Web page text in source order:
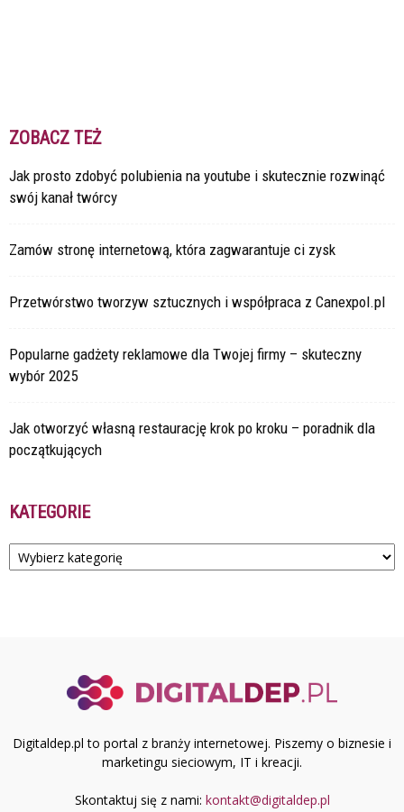
ZOBACZ TEŻ
Jak prosto zdobyć polubienia na youtube i skutecznie rozwinąć
swój kanał twórcy
Zamów stronę internetową, która zagwarantuje ci zysk
Przetwórstwo tworzyw sztucznych i współpraca z Canexpol.pl
Popularne gadżety reklamowe dla Twojej firmy – skuteczny
wybór 2025
Jak otworzyć własną restaurację krok po kroku – poradnik dla
początkujących
KATEGORIE
Kategorie
Digitaldep.pl to portal z branży internetowej. Piszemy o biznesie i
marketingu sieciowym, IT i kreacji.
Skontaktuj się z nami: kontakt@digitaldep.pl